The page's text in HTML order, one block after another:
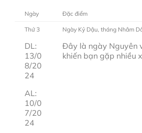
Ngày Đặc điểm
Thứ 3
DL:
13/0
8/20
24
AL:
10/0
7/20
24
Ngày Kỷ Dậu, tháng Nhâm
Đây là ngày Nguyên
khiến bạn gặp nhiều